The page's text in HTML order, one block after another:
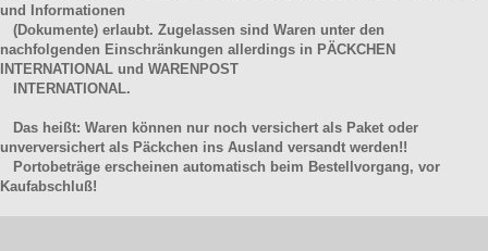
und Informationen
(Dokumente) erlaubt. Zugelassen sind Waren unter den
nachfolgenden Einschränkungen allerdings in PÄCKCHEN
INTERNATIONAL und WARENPOST
INTERNATIONAL.
Das heißt: Waren können nur noch versichert als Paket oder
unverversichert als Päckchen ins Ausland versandt werden!!
Portobeträge erscheinen automatisch beim Bestellvorgang, vor
Kaufabschluß!